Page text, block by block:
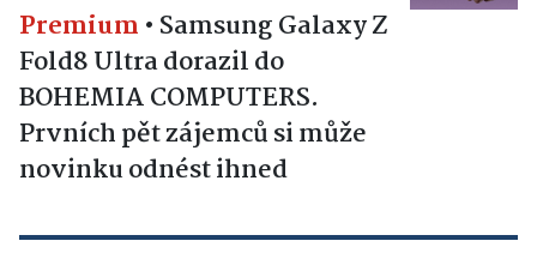
Premium • Samsung Galaxy Z
Fold8 Ultra dorazil do
BOHEMIA COMPUTERS.
Prvních pět zájemců si může
novinku odnést ihned